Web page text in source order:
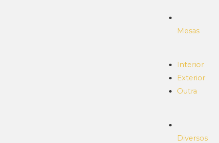
Mesas
Interior
Exterior
Outra
Diversos